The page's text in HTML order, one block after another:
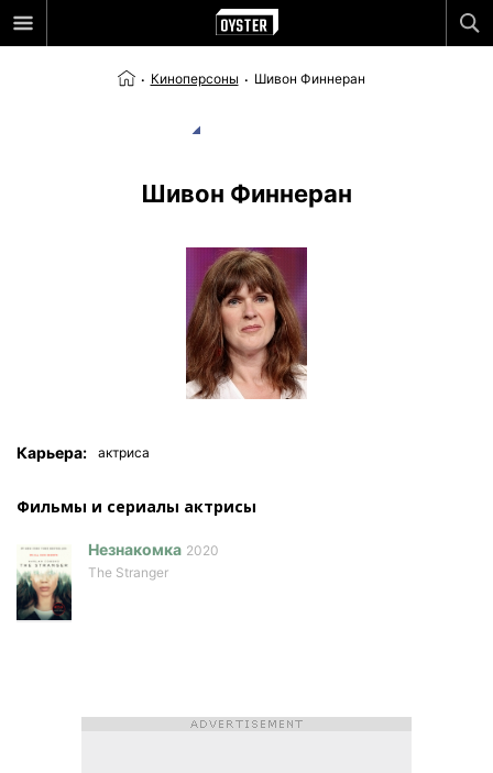
Киноперсоны Шивон Финнеран
Шивон Финнеран
Карьера: актриса
Фильмы и сериалы актриcы
Незнакомка 2020
The Stranger